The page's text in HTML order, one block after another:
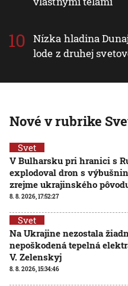
Nízka hladina
lode z druhej
Nové v rubrike
Svet
V Bulharsku pri hranici s
explodoval dron s
zrejme ukrajinského
8. 8. 2026, 17:52:27
Svet
Na Ukrajine nezostala
nepoškodená tepelná
V. Zelenskyj
8. 8. 2026, 15:34:46